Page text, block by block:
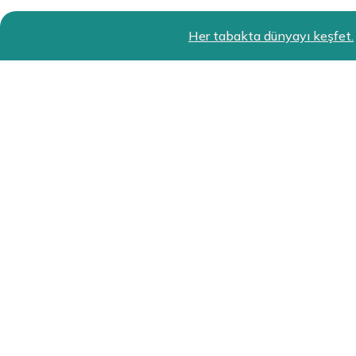
Her tabakta dünyayı keşfet.